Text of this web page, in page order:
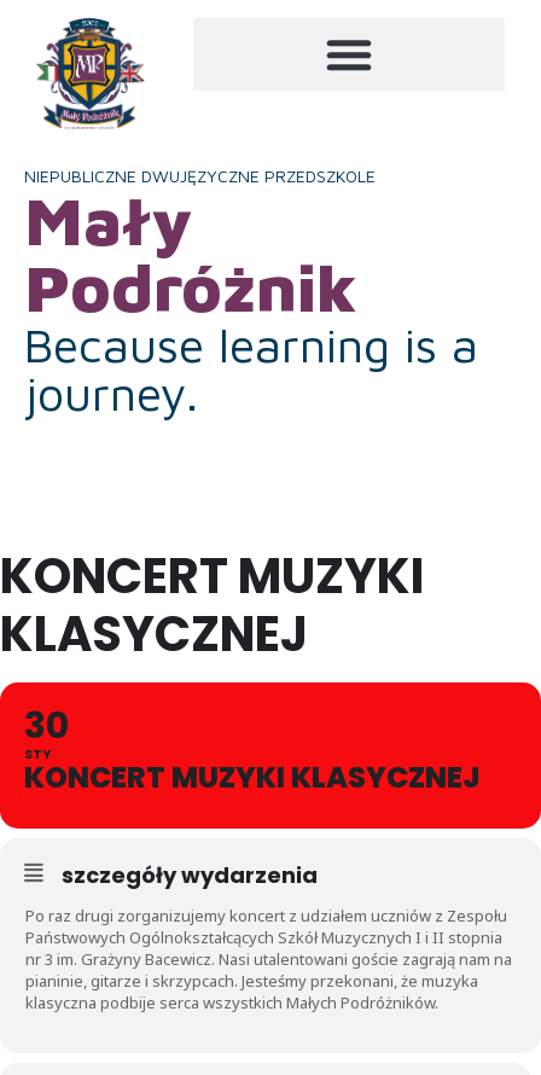
NIEPUBLICZNE DWUJĘZYCZNE PRZEDSZKOLE
Mały
Podróżnik
Because learning is a
journey.
KONCERT MUZYKI
KLASYCZNEJ
30
STY
KONCERT MUZYKI KLASYCZNEJ
szczegóły wydarzenia
Po raz drugi zorganizujemy koncert z udziałem uczniów z Zespołu
Państwowych Ogólnokształcących Szkół Muzycznych I i II stopnia
nr 3 im. Grażyny Bacewicz. Nasi utalentowani goście zagrają nam na
pianinie, gitarze i skrzypcach. Jesteśmy przekonani, że muzyka
klasyczna podbije serca wszystkich Małych Podróżników.